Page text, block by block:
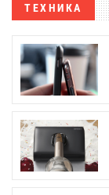
ТЕХНИКА